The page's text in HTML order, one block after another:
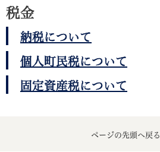
。
文
税金
納税について
個人町民税について
固定資産税について
ページの先頭へ戻る